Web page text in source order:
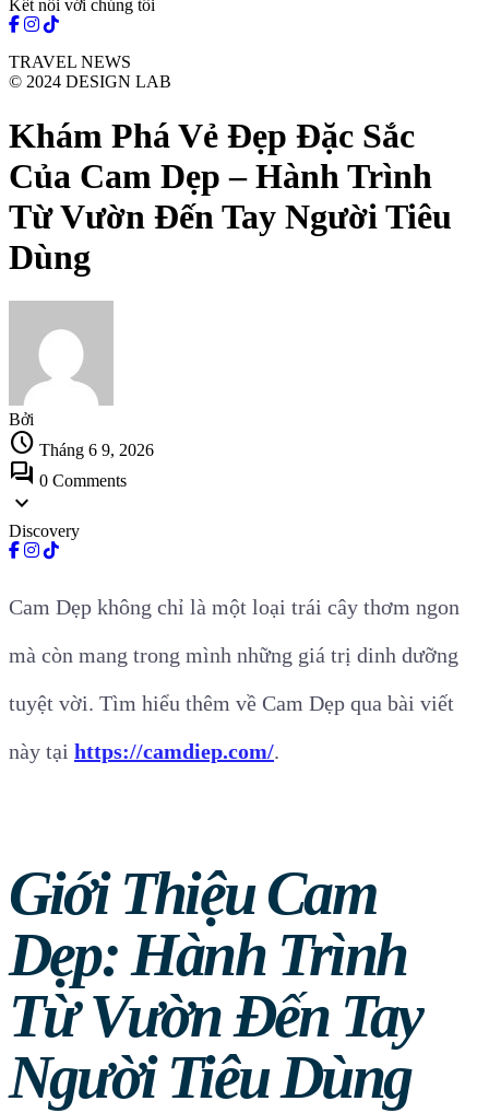
Kết nối với chúng tôi
TRAVEL NEWS
© 2024 DESIGN LAB
Khám Phá Vẻ Đẹp Đặc Sắc
Của Cam Dẹp – Hành Trình
Từ Vườn Đến Tay Người Tiêu
Dùng
Bởi
schedule Tháng 6 9, 2026
forum 0 Comments
expand_more
Discovery
Cam Dẹp không chỉ là một loại trái cây thơm ngon
mà còn mang trong mình những giá trị dinh dưỡng
tuyệt vời. Tìm hiểu thêm về Cam Dẹp qua bài viết
này tại https://camdiep.com/.
Giới Thiệu Cam
Dẹp: Hành Trình
Từ Vườn Đến Tay
Người Tiêu Dùng